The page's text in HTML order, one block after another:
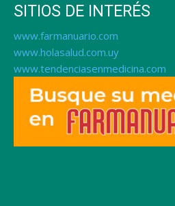
SITIOS DE INTERÉS
www.farmanuario.com
www.holasalud.com.uy
www.tendenciasenmedicina.com